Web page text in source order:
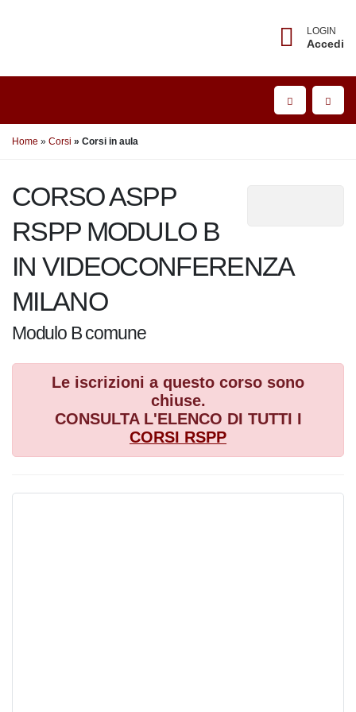
LOGIN
Accedi
Home Corsi Corsi in aula
CORSO ASPP RSPP
MODULO B IN
VIDEOCONFERENZA
MILANO
Modulo B comune
Le iscrizioni a questo corso sono
chiuse.
CONSULTA L'ELENCO DI TUTTI ICORSI
RSPP